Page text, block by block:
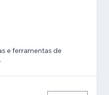
e ferramentas de